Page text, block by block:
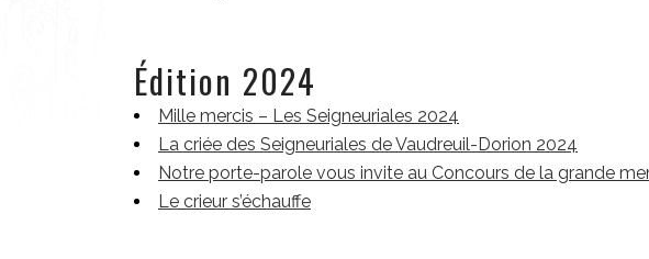
Édition 2024
Mille mercis – Les Seigneuriales 2024
La criée des Seigneuriales de Vaudreuil-Dorion 2024
Notre porte-parole vous invite au Concours de la grande
Le crieur s’échauffe